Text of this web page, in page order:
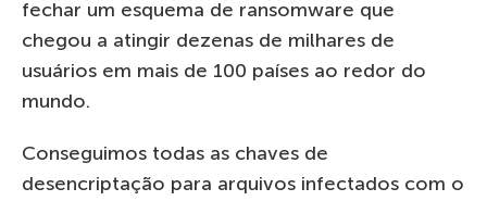
fechar um esquema de ransomware que
chegou a atingir dezenas de milhares de
usuários em mais de 100 países ao redor do
mundo.
Conseguimos todas as chaves de
desencriptação para arquivos infectados com o